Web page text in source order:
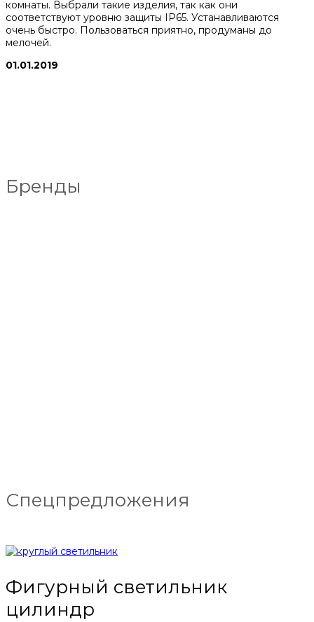
комнаты. Выбрали такие изделия, так как они
соответствуют уровню защиты IP65. Устанавливаются
очень быстро. Пользоваться приятно, продуманы до
мелочей.
01.01.2019
Бренды
Спецпредложения
Фигурный светильник
цилиндр